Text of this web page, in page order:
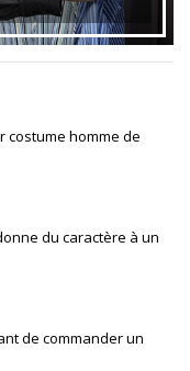
costume homme de
du caractère à un
de commander un